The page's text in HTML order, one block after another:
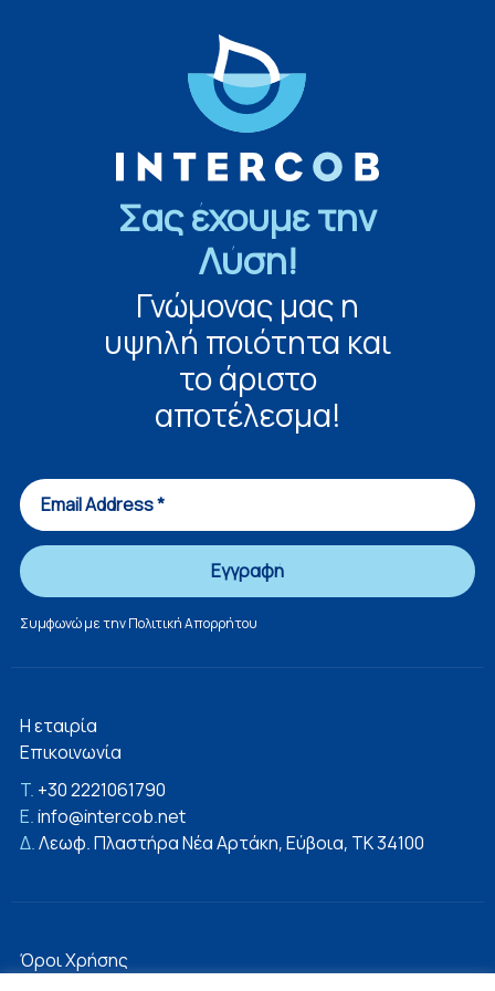
Σας έχουμε την
Λύση!
Γνώμονας μας η
υψηλή ποιότητα και
το άριστο
αποτέλεσμα!
Συμφωνώ με τηνΠολιτική Απορρήτου
Η εταιρία
Επικοινωνία
T. +30 2221061790
E.info@intercob.net
Δ.Λεωφ. Πλαστήρα Νέα Αρτάκη, Εύβοια, ΤΚ 34100
Όροι Χρήσης